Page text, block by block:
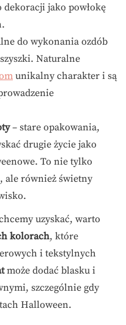
dekoracji jako powłokę
do wykonania ozdób
Naturalne
unikalny charakter i są
– stare opakowania,
drugie życie jako
To nie tylko
ale również świetny
uzyskać, warto
kolorach, które
i tekstylnych
może dodać blasku i
szczególnie gdy
Halloween.